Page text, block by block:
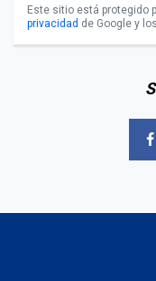
Este sitio está protegido
privacidad de Google y los